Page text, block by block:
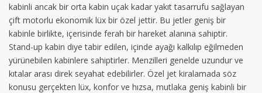
kabinli ancak bir orta kabin uçak kadar yakıt tasarrufu sağlayan
çift motorlu ekonomik lüx bir özel jettir. Bu jetler geniş bir
kabinle birlikte, içerisinde ferah bir hareket alanına sahiptir.
Stand-up kabin diye tabir edilen, içinde ayağı kalkılıp eğilmeden
yürünebilen kabinlere sahiptirler. Menzilleri genelde uzundur ve
kıtalar arası direk seyahat edebilirler. Özel jet kiralamada söz
konusu gerçekten lüx, konfor ve hızsa, mutlaka geniş kabinli bir